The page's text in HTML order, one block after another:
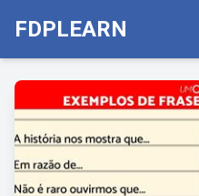
FDPLEARN